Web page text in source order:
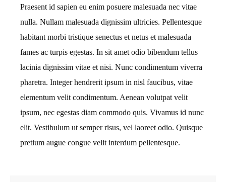
Praesent id sapien eu enim posuere malesuada nec vitae
nulla. Nullam malesuada dignissim ultricies. Pellentesque
habitant morbi tristique senectus et netus et malesuada
fames ac turpis egestas. In sit amet odio bibendum tellus
lacinia dignissim vitae et nisi. Nunc condimentum viverra
pharetra. Integer hendrerit ipsum in nisl faucibus, vitae
elementum velit condimentum. Aenean volutpat velit
ipsum, nec egestas diam commodo quis. Vivamus id nunc
elit. Vestibulum ut semper risus, vel laoreet odio. Quisque
pretium augue congue velit interdum pellentesque.